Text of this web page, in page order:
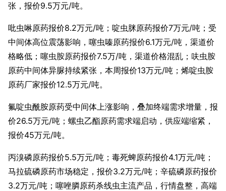
张，报价9.5万元/吨。
吡虫啉原药报价8.2万元/吨；啶虫脒原药报价7万元/吨；受
中间体高位震荡影响，噻虫嗪原药报价6.1万元/吨，渠道价
格略低；噻虫胺原药报价7.5万/吨，渠道价格混乱；呋虫胺
原药中间体异脲持续紧张，本周报价13万元/吨；烯啶虫胺
原药厂家报价12.5万元/吨。
氟啶虫酰胺原药受中间体上涨影响，叠加终端需求增量，报
价26.5万元/吨；螺虫乙酯原药需求端启动，供应端缩紧，
报价45万元/吨。
丙溴磷原药报价5.5万元/吨；毒死蜱原药报价4.1万元/吨；
马拉硫磷原药市场稳定，报价3.2万元/吨；辛硫磷原药报价
3.2万元/吨；噻唑膦原药杀线虫主流产品，行情盘整，高端